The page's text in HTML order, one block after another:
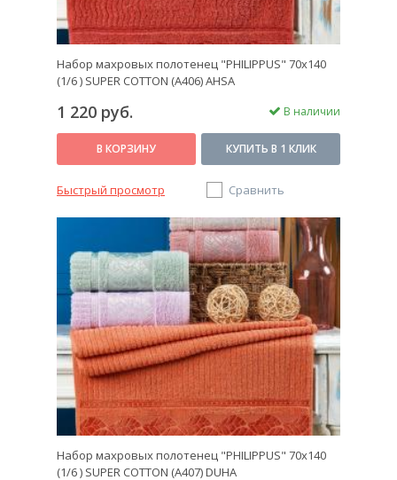
Набор махровых полотенец "PHILIPPUS" 70х140
(1/6 ) SUPER COTTON (A406) AHSA
1 220 руб. В наличии
В КОРЗИНУ КУПИТЬ В 1 КЛИК
Быстрый просмотр Сравнить
Набор махровых полотенец "PHILIPPUS" 70х140
(1/6 ) SUPER COTTON (A407) DUHA